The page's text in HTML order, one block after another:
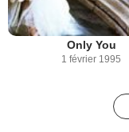
Only You
1 février 1995